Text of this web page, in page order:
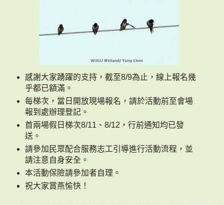
感謝大家踴躍的支持，截至8/9為止，線上報名幾
乎都已額滿。
每梯次，當日開放現場報名，請於活動前至會場
報到處辦理登記。
首兩場假日梯次8/11 、 8/12 ，行前通知均已發
送。
請參加民眾配合服務志工引導進行活動流程，並
請注意自身安全。
本活動保險請參加者自理。
祝大家賞燕愉快！